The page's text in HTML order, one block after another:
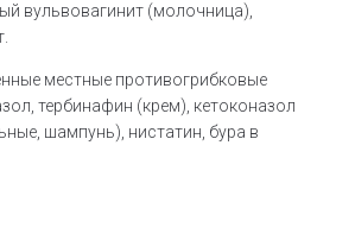
вульвовагинит (молочница),
местные противогрибковые
тербинафин (крем), кетоконазол
шампунь), нистатин, бура в